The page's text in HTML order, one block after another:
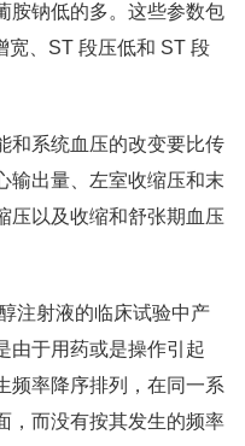
胺钠低的多。这些参数包
宽、ST 段压低和 ST 段
和系统血压的改变要比传
输出量、左室收缩压和末
压以及收缩和舒张期血压
注射液的临床试验中产
由于用药或是操作引起
频率降序排列，在同一系
，而没有按其发生的频率